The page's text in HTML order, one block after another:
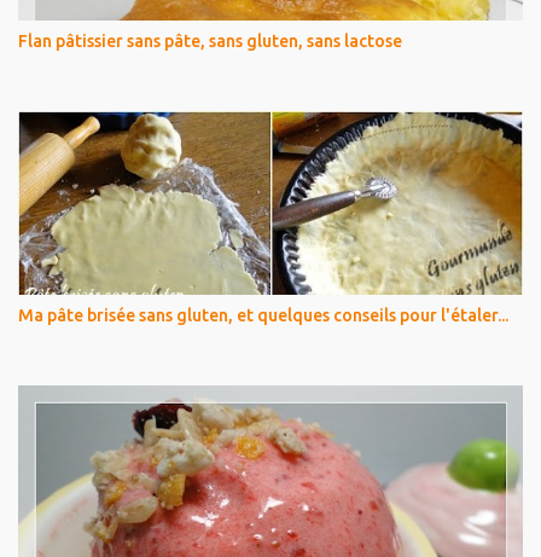
Flan pâtissier sans pâte, sans gluten, sans lactose
Ma pâte brisée sans gluten, et quelques conseils pour l'étaler...